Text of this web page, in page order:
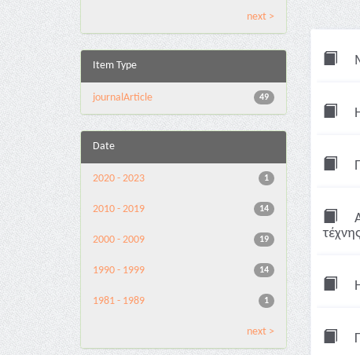
next >
Item Type
49
journalArticle
Date
1
2020 - 2023
14
2010 - 2019
19
2000 - 2009
14
1990 - 1999
1
1981 - 1989
next >